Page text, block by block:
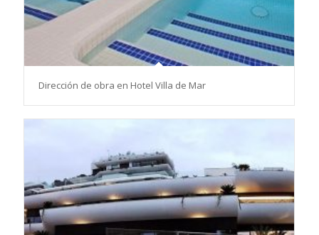
Dirección de obra en Hotel Villa de Mar